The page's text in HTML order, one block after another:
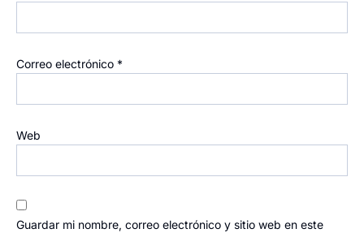
Correo electrónico *
Web
Guardar mi nombre, correo electrónico y sitio web en este